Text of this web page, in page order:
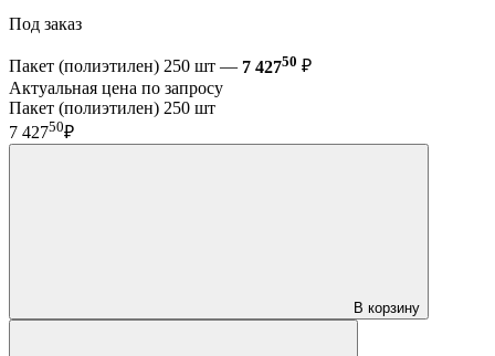
Под заказ
Пакет (полиэтилен) 250 шт — 7 42750 ₽
Актуальная цена по запросу
Пакет (полиэтилен) 250 шт
7 42750₽
В корзину